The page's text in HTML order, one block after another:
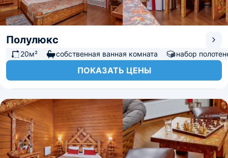
Полулюкс
20м² собственная ванная комната набор
ПОКАЗАТЬ ЦЕНЫ